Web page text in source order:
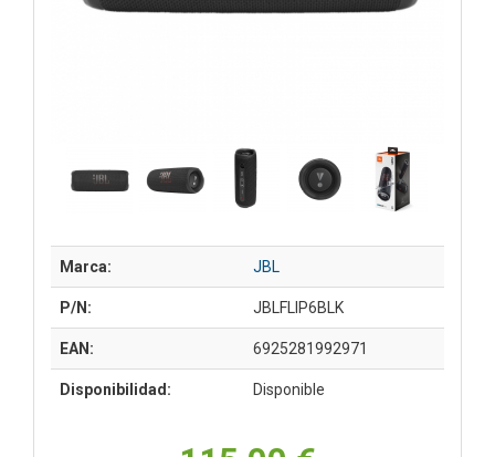
Marca: JBL
P/N: JBLFLIP6BLK
EAN: 6925281992971
Disponibilidad: Disponible